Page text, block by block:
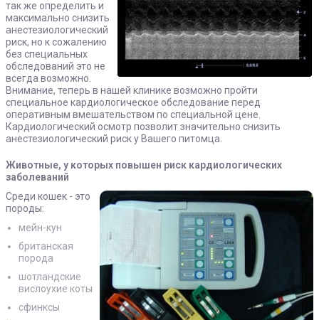
так же определить и
максимально снизить
анестезиологический
риск, но к сожалению
без специальных
обследований это не
всегда возможно.
Внимание, теперь в нашей клинике возможно пройти
специальное кардиологическое обследование перед
оперативным вмешательством по специальной цене.
Кардиологический осмотр позволит значительно снизить
анестезиологический риск у Вашего питомца.
Животные, у которых повышен риск кардиологических
заболеваний
Среди кошек - это
породы:
мейн-кун
британская
порода
шотландские
вислоухие коты
сфинксы